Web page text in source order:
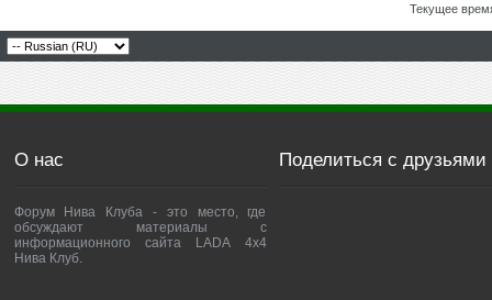
Текущее
О нас
Форум Нива Клуба - это место, где
обсуждают материалы с
информационного сайта LADA 4x4
Нива Клуб.
Поделиться с друзьями